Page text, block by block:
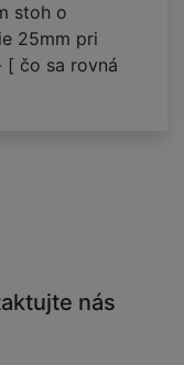
stoh o
25mm pri
[ čo sa rovná
nás